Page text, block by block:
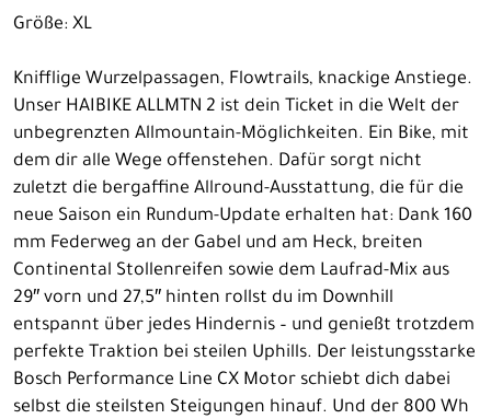
Größe: XL
Knifflige Wurzelpassagen, Flowtrails, knackige Anstiege.
Unser HAIBIKE ALLMTN 2 ist dein Ticket in die Welt der
unbegrenzten Allmountain-Möglichkeiten. Ein Bike, mit
dem dir alle Wege offenstehen. Dafür sorgt nicht
zuletzt die bergaffine Allround-Ausstattung, die für die
neue Saison ein Rundum-Update erhalten hat: Dank 160
mm Federweg an der Gabel und am Heck, breiten
Continental Stollenreifen sowie dem Laufrad-Mix aus
29″ vorn und 27,5″ hinten rollst du im Downhill
entspannt über jedes Hindernis – und genießt trotzdem
perfekte Traktion bei steilen Uphills. Der leistungsstarke
Bosch Performance Line CX Motor schiebt dich dabei
selbst die steilsten Steigungen hinauf. Und der 800 Wh